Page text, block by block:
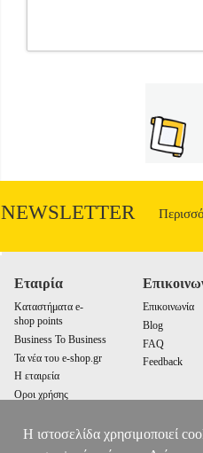
Μετάφραση: ΑΘΗΝΑΚΗΣ
ακόμα κι αν τα μονοπάτια της
εκείνη ορίζει τη δική σας
την αγάπη, την προσφορά,
NEWSLETTER
Εταιρία
Καταστήματα e-
shop points
Business To Business
Τα νέα του e-shop.gr
Η εταιρεία
Οροι χρήσης
Επικοινωνία
Blog
FAQ
Feedback
Η ιστοσελίδα χρησιμοποιεί